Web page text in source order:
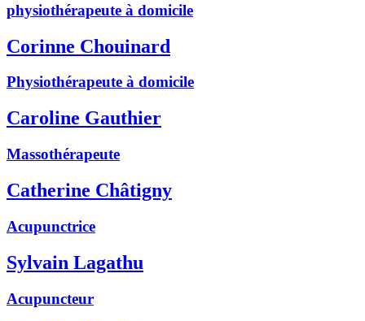
physiothérapeute à domicile
Corinne Chouinard
Physiothérapeute à domicile
Caroline Gauthier
Massothérapeute
Catherine Châtigny
Acupunctrice
Sylvain Lagathu
Acupuncteur